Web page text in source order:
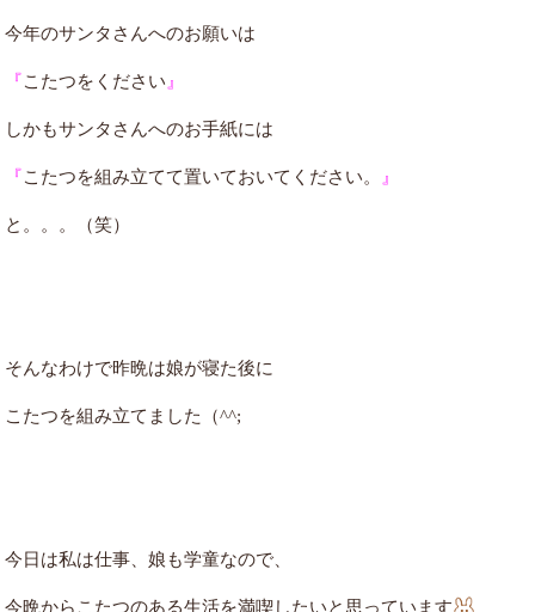
今年のサンタさんへのお願いは
『こたつをください 』
しかもサンタさんへのお手紙には
『こたつを組み立てて置いておいてください。 』
と。。。（笑）
そんなわけで昨晩は娘が寝た後に
こたつを組み立てました（^^;
今日は私は仕事、娘も学童なので、
今晩からこたつのある生活を満喫したいと思っています